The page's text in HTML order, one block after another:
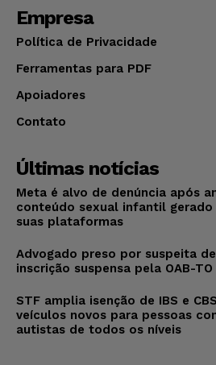
Empresa
Política de Privacidade
Ferramentas para PDF
Apoiadores
Contato
Últimas notícias
Meta é alvo de denúncia após
conteúdo sexual infantil gerado
suas plataformas
Advogado preso por suspeita
inscrição suspensa pela OAB-TO
STF amplia isenção de IBS e
veículos novos para pessoas
autistas de todos os níveis